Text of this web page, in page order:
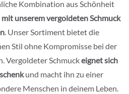
Kombination aus Schönheit
mit unserem vergoldeten Schmuck
. Unser Sortiment bietet die
Stil ohne Kompromisse bei der
Vergoldeter Schmuckeignet sich
und macht ihn zu einer
Menschen in deinem Leben.